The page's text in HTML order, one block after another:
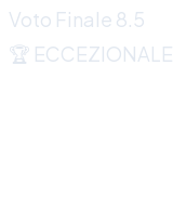
Voto Finale 8.5
🏆 ECCEZIONALE